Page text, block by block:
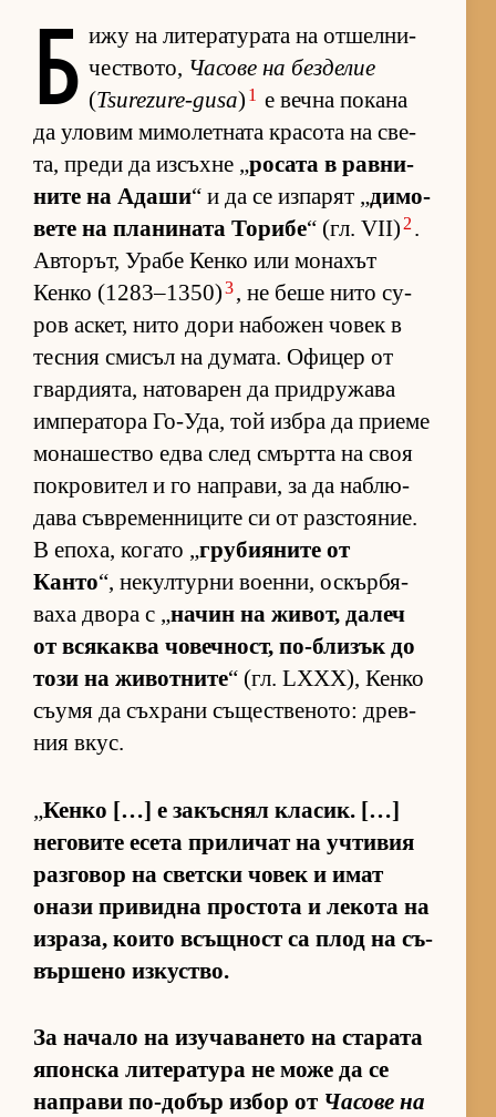
Б ижу на ли­те­ра­ту­рата на от­шел­ни­
чес­т­во­то, Ча­сове на без­де­лие
(Tsurezure-gusa) 1 е вечна по­кана
да уло­вим ми­мо­лет­ната кра­сота на све­
та, преди да из­съхне „ро­сата в рав­ни­
ните на Адаши“ и да се из­па­рят „ди­мо­
вете на пла­ни­ната То­рибе“ (гл. VII) 2 .
Ав­то­рът, Урабе Кенко или мо­на­хът
Кенко (1283–1350)3, не беше нито су­
ров ас­кет, нито дори на­бо­жен чо­век в
тес­ния сми­съл на ду­ма­та. Офи­цер от
гвар­ди­я­та, на­то­ва­рен да прид­ру­жава
им­пе­ра­тора Го-У­да, той из­бра да при­еме
мо­на­шес­тво едва след смъртта на своя
пок­ро­ви­тел и го нап­ра­ви, за да наб­лю­
дава съв­ре­мен­ни­ците си от раз­сто­я­ние.
В епо­ха, ко­гато „гру­би­я­ните от
Канто“, не­кул­турни во­ен­ни, ос­кър­бя­
ваха двора с „на­чин на жи­вот, да­леч
от вся­каква чо­веч­ност, по-бли­зък до
този на жи­вот­ните“ (гл. LXXX), Кенко
съ­умя да съх­рани съ­щес­т­ве­но­то: древ­
ния вкус.
„Кенко […] е за­къс­нял кла­сик. […]
не­го­вите есета при­ли­чат на уч­ти­вия
раз­го­вор на свет­ски чо­век и имат
онази при­видна прос­тота и ле­кота на
из­ра­за, ко­ито всъщ­ност са плод на съ­
вър­шено из­кус­т­во.
За на­чало на изу­ча­ва­нето на ста­рата
япон­ска ли­те­ра­тура не може да се
нап­рави по-до­бър из­бор от Ча­сове на